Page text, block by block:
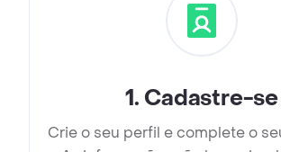
1. Cadastre-se
Crie o seu perfil e complete o